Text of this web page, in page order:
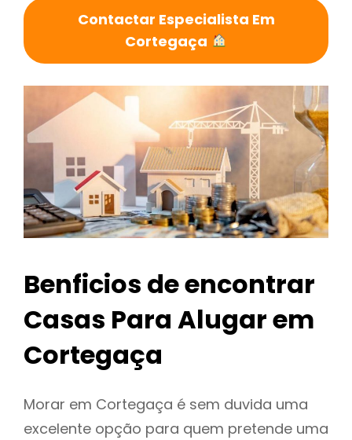
Contactar Especialista Em
Cortegaça
Benficios de encontrar
Casas Para Alugar em
Cortegaça
Morar em Cortegaça é sem duvida uma
excelente opção para quem pretende uma